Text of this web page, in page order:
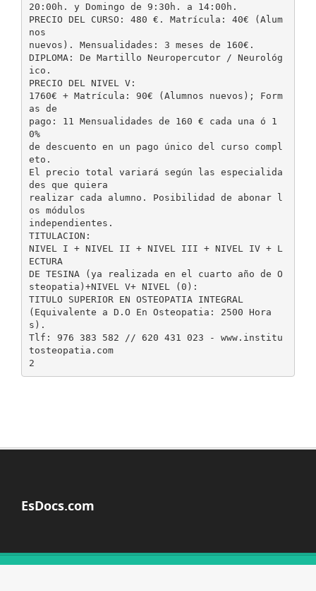
20:00h. y Domingo de 9:30h. a 14:00h.
PRECIO DEL CURSO: 480 €. Matrícula: 40€ (Alum
nos
nuevos). Mensualidades: 3 meses de 160€.
DIPLOMA: De Martillo Neuropercutor / Neurológ
ico.
PRECIO DEL NIVEL V:
1760€ + Matrícula: 90€ (Alumnos nuevos); Form
as de
pago: 11 Mensualidades de 160 € cada una ó 1
0%
de descuento en un pago único del curso compl
eto.
El precio total variará según las especialida
des que quiera
realizar cada alumno. Posibilidad de abonar l
os módulos
independientes.
TITULACION:
NIVEL I + NIVEL II + NIVEL III + NIVEL IV + L
ECTURA
DE TESINA (ya realizada en el cuarto año de O
steopatia)+NIVEL V+ NIVEL (0):
TITULO SUPERIOR EN OSTEOPATIA INTEGRAL
(Equivalente a D.O En Osteopatia: 2500 Hora
s).
Tlf: 976 383 582 // 620 431 023 - www.institu
tosteopatia.com
EsDocs.com